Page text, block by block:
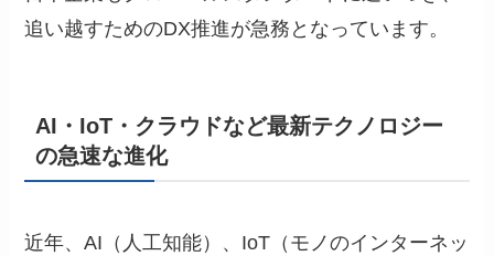
追い越すためのDX推進が急務となっています。
AI・IoT・クラウドなど最新テクノロジー
の急速な進化
近年、AI（人工知能）、IoT（モノのインターネッ